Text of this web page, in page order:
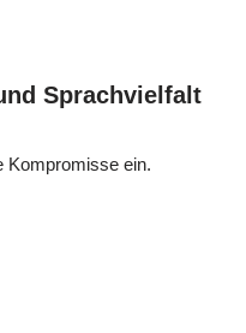
Sprachvielfalt
Kompromisse ein.